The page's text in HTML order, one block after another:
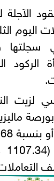
الآجلة ل
اليوم
سجلتها
الركود
لزيت